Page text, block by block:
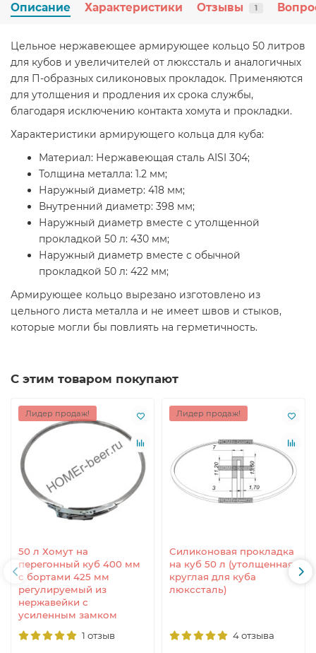
Описание Характеристики Отзывы 1
Цельное нержавеющее армирующее кольцо 50 литров
для кубов и увеличителей от люкссталь и аналогичных
для П-образных силиконовых прокладок. Применяются
для утолщения и продления их срока службы,
благодаря исключению контакта хомута и прокладки.
Характеристики армирующего кольца для куба:
Материал: Нержавеющая сталь AISI 304;
Толщина металла: 1.2 мм;
Наружный диаметр: 418 мм;
Внутренний диаметр: 398 мм;
Наружный диаметр вместе с утолщенной
прокладкой 50 л: 430 мм;
Наружный диаметр вместе с обычной
прокладкой 50 л: 422 мм;
Армирующее кольцо вырезано изготовлено из
цельного листа металла и не имеет швов и стыков,
которые могли бы повлиять на герметичность.
С этим товаром покупают
Лидер продаж!
50 л Хомут на
перегонный куб 400 мм
с бортами 425 мм
регулируемый из
нержавейки с
усиленным замком
1 отзыв
Лидер продаж!
Силиконовая прокладка
на куб 50 л (утолщенная,
круглая для куба
люкссталь)
4 отзыва